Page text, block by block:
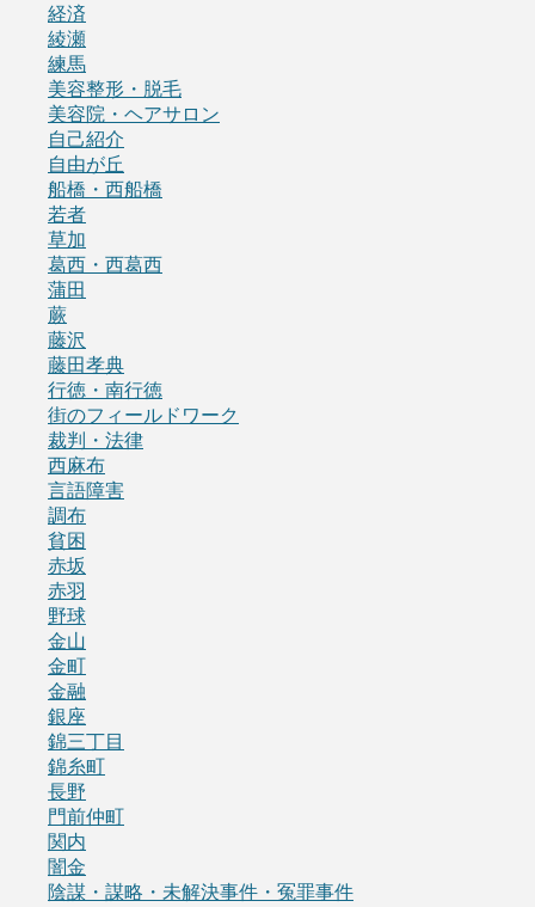
経済
綾瀬
練馬
美容整形・脱毛
美容院・ヘアサロン
自己紹介
自由が丘
船橋・西船橋
若者
草加
葛西・西葛西
蒲田
蕨
藤沢
藤田孝典
行徳・南行徳
街のフィールドワーク
裁判・法律
西麻布
言語障害
調布
貧困
赤坂
赤羽
野球
金山
金町
金融
銀座
錦三丁目
錦糸町
長野
門前仲町
関内
闇金
陰謀・謀略・未解決事件・冤罪事件